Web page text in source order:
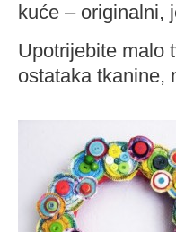
kuće – originalni,
Upotrijebite malo
ostataka tkanine,